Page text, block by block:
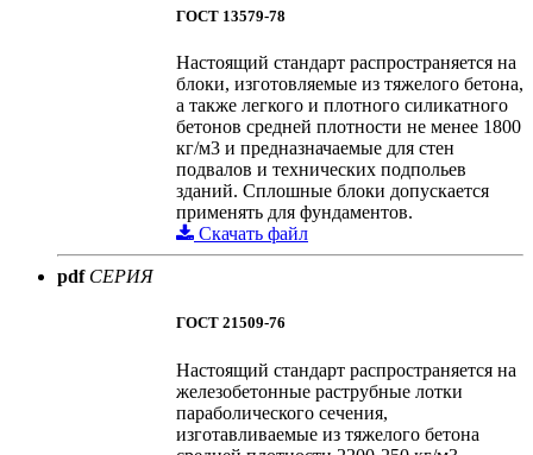
ГОСТ 13579-78
Настоящий стандарт распространяется на
блоки, изготовляемые из тяжелого бетона,
а также легкого и плотного силикатного
бетонов средней плотности не менее 1800
кг/м3 и предназначаемые для стен
подвалов и технических подпольев
зданий. Сплошные блоки допускается
применять для фундаментов.
Скачать файл
pdf СЕРИЯ
ГОСТ 21509-76
Настоящий стандарт распространяется на
железобетонные раструбные лотки
параболического сечения,
изготавливаемые из тяжелого бетона